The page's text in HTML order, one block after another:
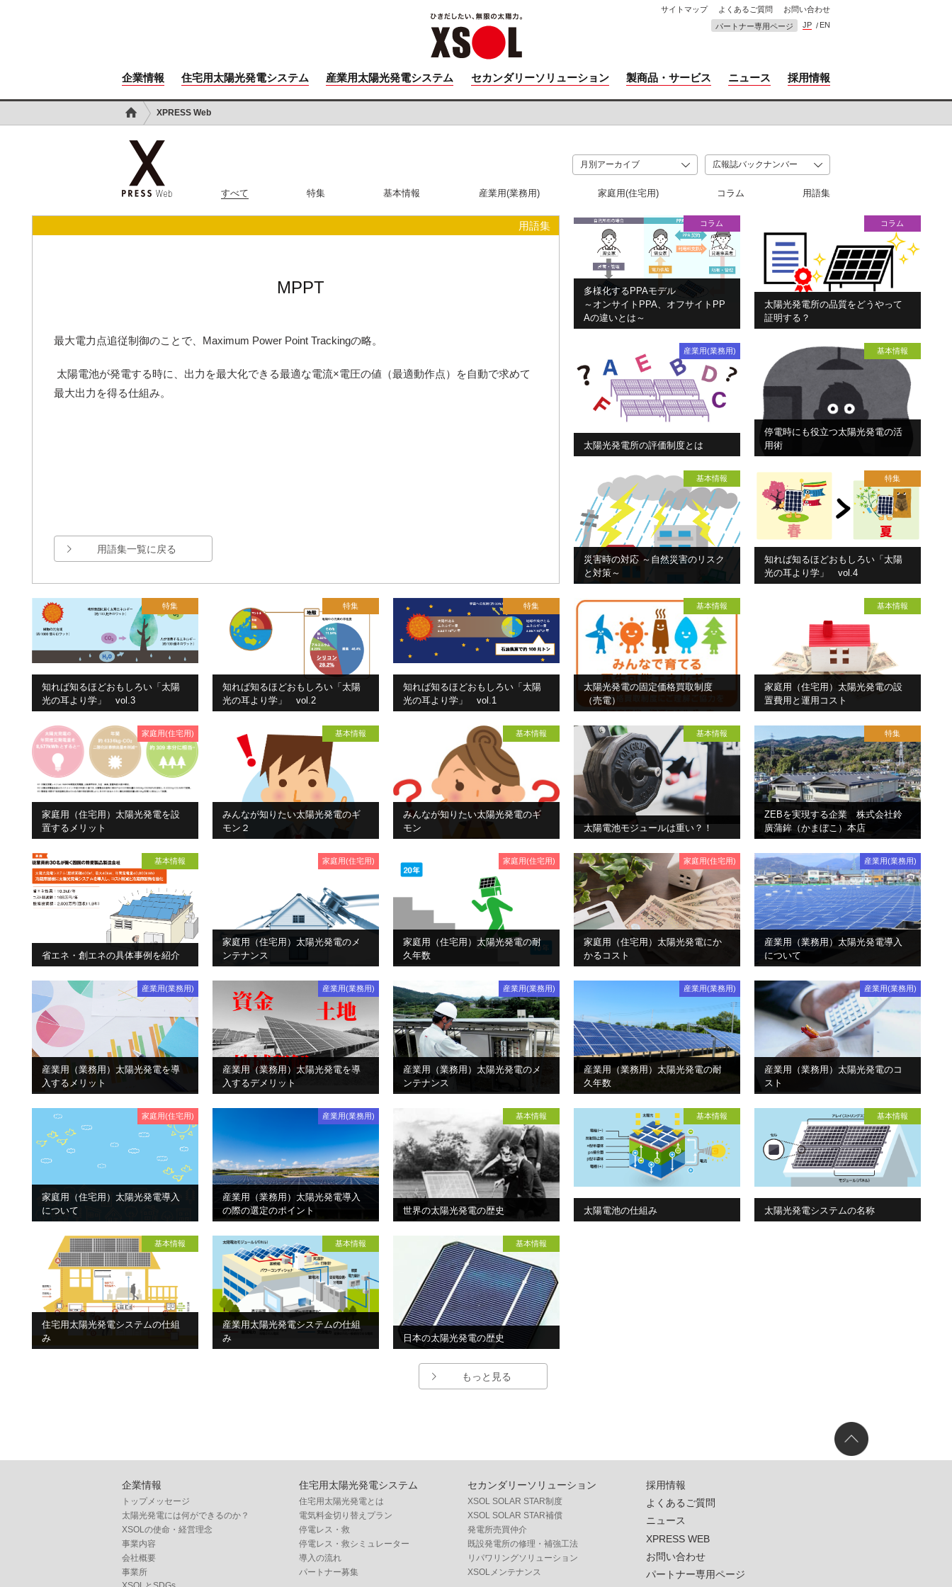
企業情報 住宅用太陽光発電システム 産業用太陽光発電システム セカンダリーソリューション 製商品・サービス ニュース 採用情報
サイトマップ よくあるご質問
お問い合わせ
パートナー専用ページ
JP EN
XPRESS Web
すべて 特集 基本情報 産業用(業務用) 家庭用(住宅用) コラム 用語集
用語集
MPPT
最大電力点追従制御のことで、Maximum Power Point Trackingの略。
太陽電池が発電する時に、出力を最大化できる最適な電流×電圧の値（最適動作点）を自動で求めて
最大出力を得る仕組み。
用語集一覧に戻る
コラム
多様化するPPAモデル
～オンサイトPPA、オフサイトPP
Aの違いとは～
コラム
太陽光発電所の品質をどうやって
証明する？
産業用(業務用)
太陽光発電所の評価制度とは
基本情報
停電時にも役立つ太陽光発電の活
用術
基本情報
災害時の対応 ～自然災害のリスク
と対策～
特集
知れば知るほどおもしろい「太陽
光の耳より学」 vol.4
特集
知れば知るほどおもしろい「太陽
光の耳より学」 vol.3
特集
知れば知るほどおもしろい「太陽
光の耳より学」 vol.2
特集
知れば知るほどおもしろい「太陽
光の耳より学」 vol.1
基本情報
太陽光発電の固定価格買取制度
（売電）
基本情報
家庭用（住宅用）太陽光発電の設
置費用と運用コスト
家庭用(住宅用)
家庭用（住宅用）太陽光発電を設
置するメリット
基本情報
みんなが知りたい太陽光発電のギ
モン２
基本情報
みんなが知りたい太陽光発電のギ
モン
基本情報
太陽電池モジュールは重い？！
特集
ZEBを実現する企業 株式会社鈴
廣蒲鉾（かまぼこ）本店
基本情報
省エネ・創エネの具体事例を紹介
家庭用(住宅用)
家庭用（住宅用）太陽光発電のメ
ンテナンス
家庭用(住宅用)
家庭用（住宅用）太陽光発電の耐
久年数
家庭用(住宅用)
家庭用（住宅用）太陽光発電にか
かるコスト
産業用(業務用)
産業用（業務用）太陽光発電導入
について
産業用(業務用)
産業用（業務用）太陽光発電を導
入するメリット
産業用(業務用)
産業用（業務用）太陽光発電を導
入するデメリット
産業用(業務用)
産業用（業務用）太陽光発電のメ
ンテナンス
産業用(業務用)
産業用（業務用）太陽光発電の耐
久年数
産業用(業務用)
産業用（業務用）太陽光発電のコ
スト
家庭用(住宅用)
家庭用（住宅用）太陽光発電導入
について
産業用(業務用)
産業用（業務用）太陽光発電導入
の際の選定のポイント
基本情報
世界の太陽光発電の歴史
基本情報
太陽電池の仕組み
基本情報
太陽光発電システムの名称
基本情報
住宅用太陽光発電システムの仕組
み
基本情報
産業用太陽光発電システムの仕組
み
基本情報
日本の太陽光発電の歴史
もっと見る
企業情報
トップメッセージ
太陽光発電には何ができるのか？
XSOLの使命・経営理念
事業内容
会社概要
事業所
住宅用太陽光発電システム
住宅用太陽光発電とは
電気料金切り替えプラン
停電レス・救
停電レス・救シミュレーター
導入の流れ
パートナー募集
セカンダリーソリューション
XSOL SOLAR STAR制度
XSOL SOLAR STAR補償
発電所売買仲介
既設発電所の修理・補強工法
リパワリングソリューション
XSOLメンテナンス
採用情報
よくあるご質問
ニュース
XPRESS WEB
お問い合わせ
パートナー専用ページ